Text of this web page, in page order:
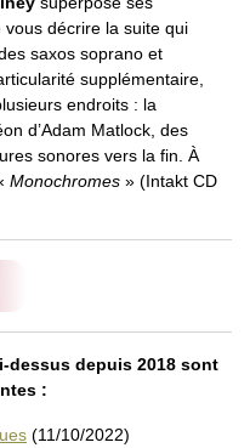
décrire la suite qui
saxos soprano et
supplémentaire,
endroits : la
d’Adam Matlock, des
sonores vers la fin. À
Monochromes » (Intakt CD
dessus depuis 2018 sont
:
(11/10/2022)